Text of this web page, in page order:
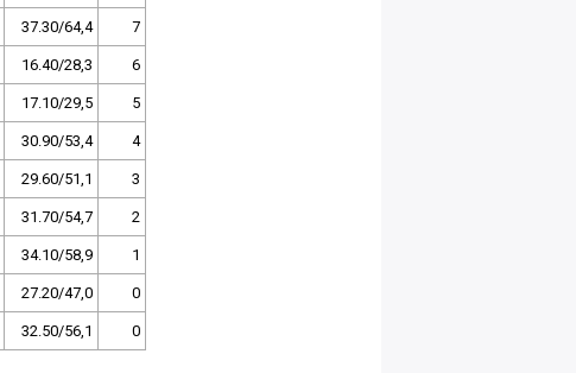
37.30/64,4 7
16.40/28,3 6
17.10/29,5 5
30.90/53,4 4
29.60/51,1 3
31.70/54,7 2
34.10/58,9 1
27.20/47,0 0
32.50/56,1 0